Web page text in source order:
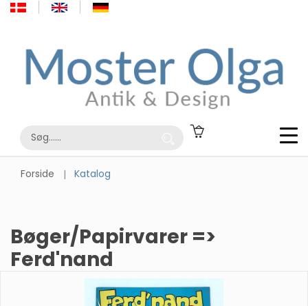
Forside Katalog
Bøger/Papirvarer =>
Ferd'nand